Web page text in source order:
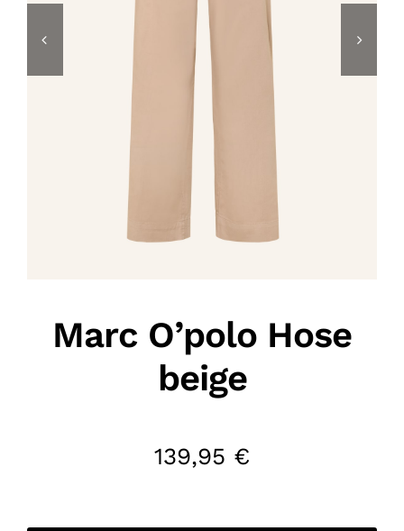
Marc O’polo Hose
beige
139,95 €